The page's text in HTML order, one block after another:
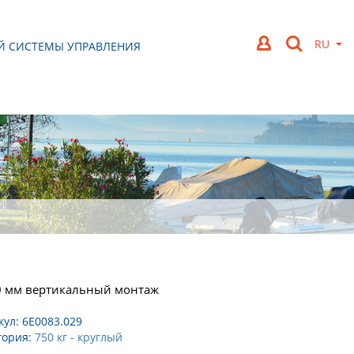
СИСТЕМЫ УПРАВЛЕНИЯ
мм вертикальный монтаж
6E0083.029
750 кг - круглый